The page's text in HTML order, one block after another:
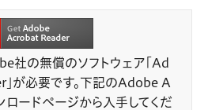
社の無償のソフトウェア「Ad
が必要です。下記のAdobe A
ードページから入手してくだ